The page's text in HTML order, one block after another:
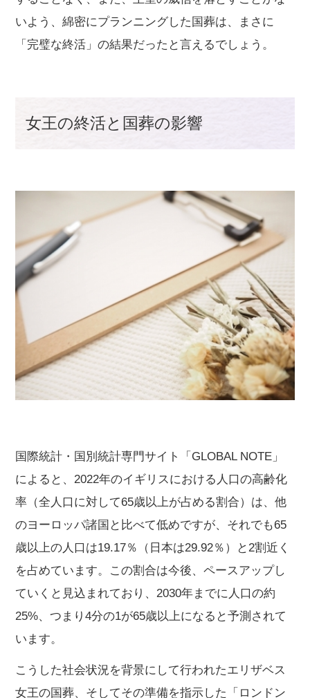
いよう、綿密にプランニングした国葬は、まさに
「完璧な終活」の結果だったと言えるでしょう。
女王の終活と国葬の影響
国際統計・国別統計専門サイト「GLOBAL NOTE」
によると、2022年のイギリスにおける人口の高齢化
率（全人口に対して65歳以上が占める割合）は、他
のヨーロッパ諸国と比べて低めですが、それでも65
歳以上の人口は19.17％（日本は29.92％）と2割近く
を占めています。この割合は今後、ペースアップし
ていくと見込まれており、2030年までに人口の約
25%、つまり4分の1が65歳以上になると予測されて
います。
こうした社会状況を背景にして行われたエリザベス
女王の国葬、そしてその準備を指示した「ロンドン